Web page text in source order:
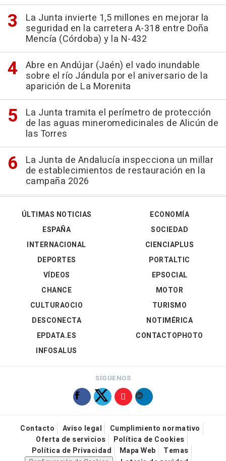
La Junta invierte 1,5 millones en mejorar la
seguridad en la carretera A-318 entre Doña
Mencía (Córdoba) y la N-432
Abre en Andújar (Jaén) el vado inundable
sobre el río Jándula por el aniversario de la
aparición de La Morenita
La Junta tramita el perímetro de protección
de las aguas mineromedicinales de Alicún de
las Torres
La Junta de Andalucía inspecciona un millar
de establecimientos de restauración en la
campaña 2026
ÚLTIMAS NOTICIAS
ESPAÑA
INTERNACIONAL
DEPORTES
VÍDEOS
ECONOMÍA
SOCIEDAD
CIENCIAPLUS
PORTALTIC
EPSOCIAL
CHANCE
CULTURAOCIO
DESCONECTA
EPDATA.ES
INFOSALUS
MOTOR
TURISMO
NOTIMÉRICA
CONTACTOPHOTO
SÍGUENOS
Contacto Aviso legal
Cumplimiento normativo
Oferta de servicios
Política de Cookies
Política de Privacidad
Mapa Web
Temas